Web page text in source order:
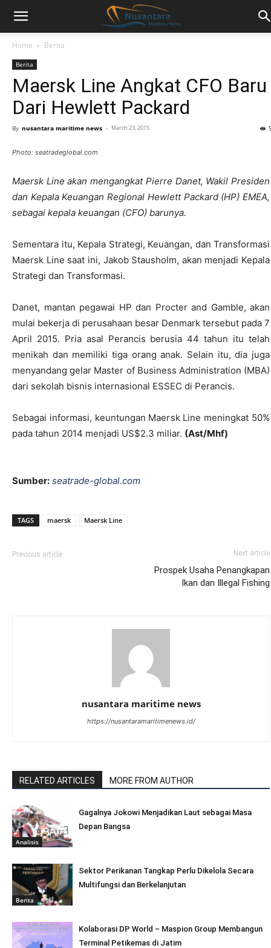
Home Berita
Berita
Maersk Line Angkat CFO Baru
Dari Hewlett Packard
By nusantara maritime news - March 23, 2015
Photo: seatradeglobal.com
Maersk Line akan mengangkat Pierre Danet, Wakil Presiden
dan Kepala Keuangan Regional Hewlett Packard (HP) EMEA,
sebagai kepala keuangan (CFO) barunya.
Sementara itu, Kepala Strategi, Keuangan, dan Transformasi
Maersk Line saat ini, Jakob Stausholm, akan menjadi Kepala
Strategi dan Transformasi.
Danet, mantan pegawai HP dan Procter and Gamble, akan
mulai bekerja di perusahaan besar Denmark tersebut pada 7
April 2015. Pria asal Perancis berusia 44 tahun itu telah
menikah dan memiliki tiga orang anak. Selain itu, dia juga
menyandang gelar Master of Business Administration (MBA)
dari sekolah bisnis internasional ESSEC di Perancis.
Sebagai informasi, keuntungan Maersk Line meningkat 50%
pada tahun 2014 menjadi US$2.3 miliar. (Ast/Mhf)
Sumber: seatrade-global.com
TAGS maersk Maersk Line
Previous article Next article
Prospek Usaha Penangkapan
Ikan dan Illegal Fishing
nusantara maritime news
https://nusantaramaritimenews.id/
RELATED ARTICLES MORE FROM AUTHOR
Analisis
Gagalnya Jokowi Menjadikan Laut sebagai Masa
Depan Bangsa
Berita
Sektor Perikanan Tangkap Perlu Dikelola Secara
Multifungsi dan Berkelanjutan
Kolaborasi DP World – Maspion Group Membangun
Terminal Petikemas di Jatim